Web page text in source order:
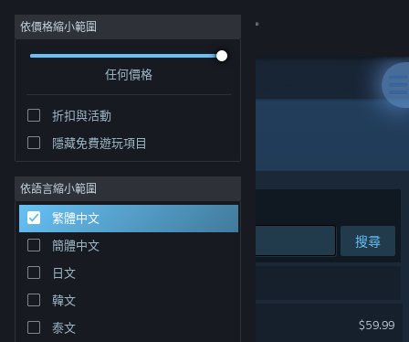
登入
社群
關於
客服
變更語言
取得 Steam 行動應用程式
依價格縮小範圍
任何價格
折扣與活動
隱藏免費遊玩項目
依語言縮小範圍
繁體中文
簡體中文
日文
韓文
泰文
全部產品
排序依據 相關性
搜尋
$59.99